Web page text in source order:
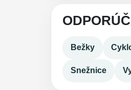
Bežky
Snežnice